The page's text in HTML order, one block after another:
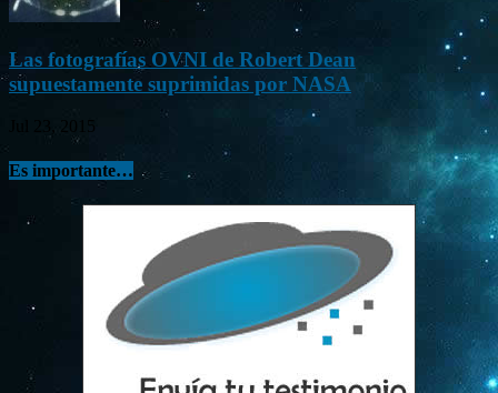
Las fotografías OVNI de Robert Dean
supuestamente suprimidas por NASA
Jul 23, 2015
Es importante…